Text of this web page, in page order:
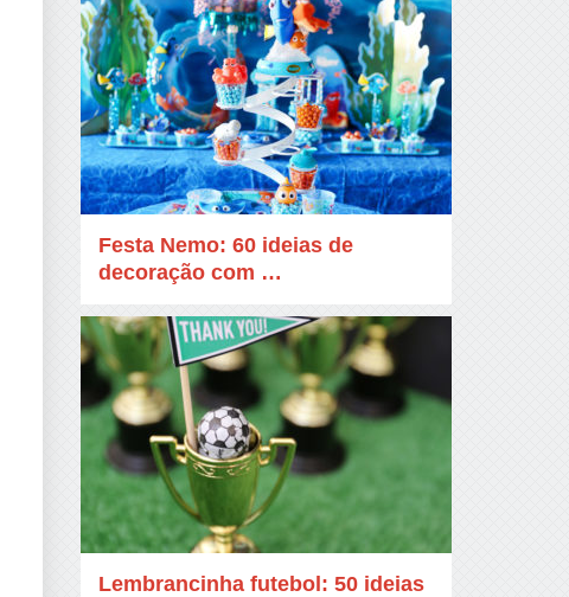
Festa Nemo: 60 ideias de
decoração com …
Lembrancinha futebol: 50 ideias